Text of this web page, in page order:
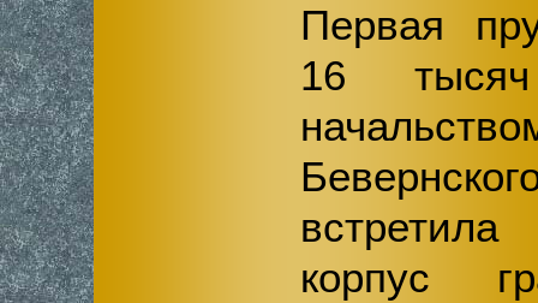
Первая
16
корпус